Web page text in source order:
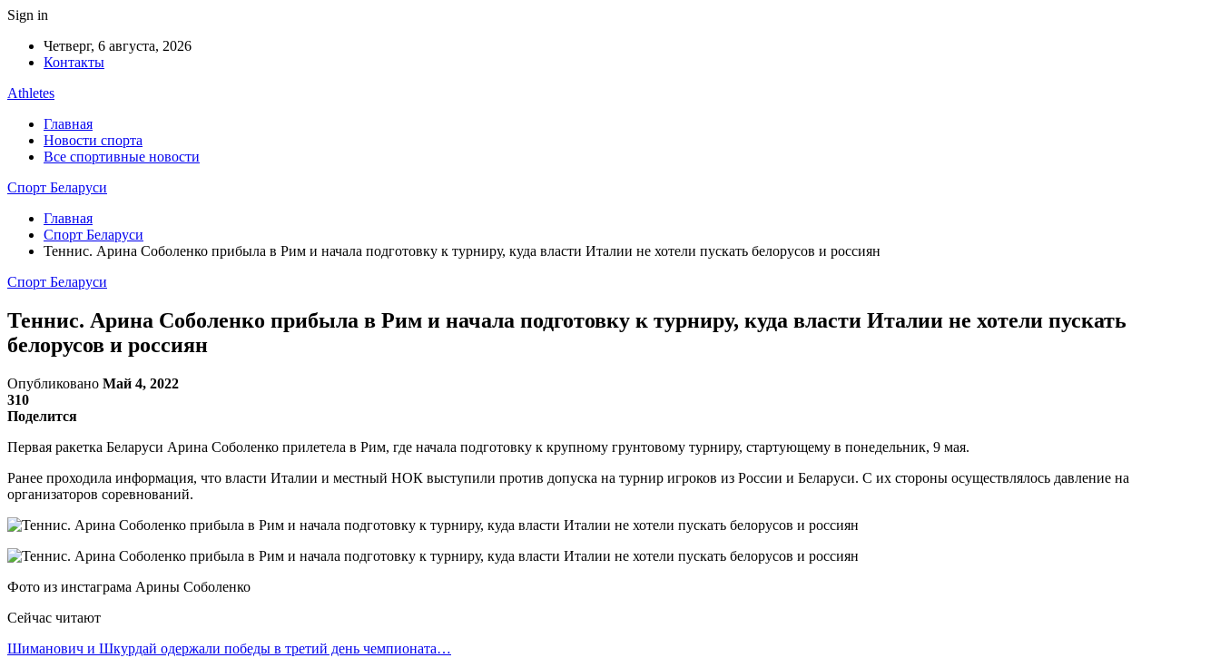
Sign in
Четверг, 6 августа, 2026
Контакты
Athletes
Главная
Новости спорта
Все спортивные новости
Спорт Беларуси
Главная
Спорт Беларуси
Теннис. Арина Соболенко прибыла в Рим и начала подготовку к турниру, куда власти Италии не хотели пускать белорусов и россиян
Спорт Беларуси
Теннис. Арина Соболенко прибыла в Рим и начала подготовку к турниру, куда власти Италии не хотели пускать
белорусов и россиян
Опубликовано Май 4, 2022
310
Поделится
Первая ракетка Беларуси Арина Соболенко прилетела в Рим, где начала подготовку к крупному грунтовому турниру, стартующему в понедельник, 9 мая.
Ранее проходила информация, что власти Италии и местный НОК выступили против допуска на турнир игроков из России и Беларуси. С их стороны осуществлялось давление на
организаторов соревнований.
Фото из инстаграма Арины Соболенко
Сейчас читают
Шиманович и Шкурдай одержали победы в третий день чемпионата…